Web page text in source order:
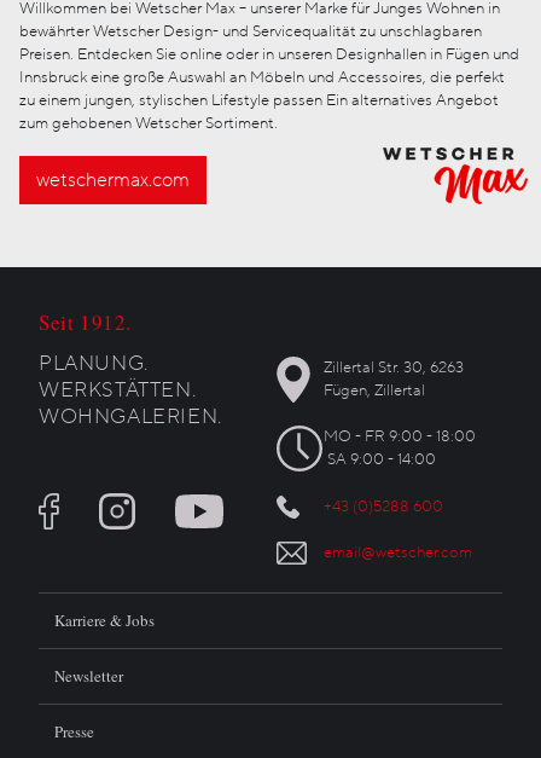
Willkommen bei Wetscher Max – unserer Marke für Junges Wohnen in
bewährter Wetscher Design- und Servicequalität zu unschlagbaren
Preisen. Entdecken Sie online oder in unseren Designhallen in Fügen und
Innsbruck eine große Auswahl an Möbeln und Accessoires, die perfekt
zu einem jungen, stylischen Lifestyle passen Ein alternatives Angebot
zum gehobenen Wetscher Sortiment.
wetschermax.com
Seit 1912.
PLANUNG.
WERKSTÄTTEN.
WOHNGALERIEN.
Zillertal Str. 30, 6263
Fügen, Zillertal
MO - FR 9:00 - 18:00
SA 9:00 - 14:00
+43 (0)5288 600
email@wetscher.com
Karriere & Jobs
Newsletter
Presse